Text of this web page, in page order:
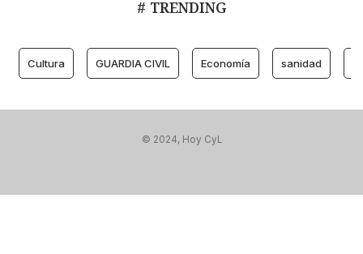
# TRENDING
Cultura GUARDIA CIVIL Economía sanidad
© 2024, Hoy CyL